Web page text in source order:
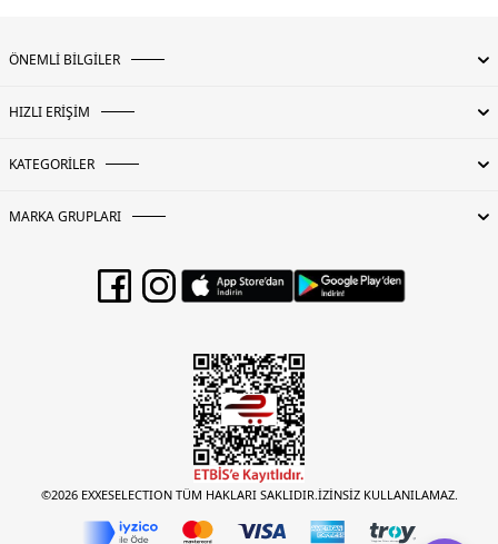
ÖNEMLİ BİLGİLER
HIZLI ERİŞİM
KATEGORİLER
MARKA GRUPLARI
©2026 EXXESELECTION TÜM HAKLARI SAKLIDIR.İZİNSİZ KULLANILAMAZ.